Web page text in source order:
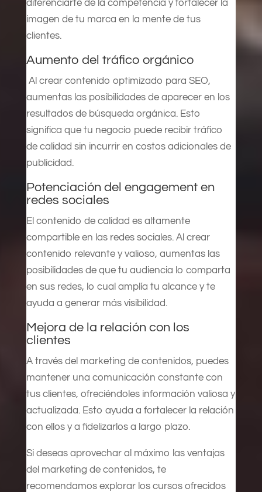
diferenciarte de la competencia y fortalecer la
imagen de tu marca en la mente de tus
clientes.
Aumento del tráfico orgánico
Al crear contenido optimizado para SEO,
aumentas las posibilidades de aparecer en los
resultados de búsqueda orgánica. Esto
significa que tu negocio puede recibir tráfico
de calidad sin incurrir en costos adicionales de
publicidad.
Potenciación del engagement en
redes sociales
El contenido de calidad es altamente
compartible en las redes sociales. Al crear
contenido relevante y valioso, aumentas las
posibilidades de que tu audiencia lo comparta
en sus redes, lo cual amplía tu alcance y te
ayuda a generar más visibilidad.
Mejora de la relación con los
clientes
A través del marketing de contenidos, puedes
mantener una comunicación constante con
tus clientes, ofreciéndoles información valiosa y
actualizada. Esto ayuda a fortalecer la relación
con ellos y a fidelizarlos a largo plazo.
Si deseas aprovechar al máximo las ventajas
del marketing de contenidos, te
recomendamos explorar los cursos ofrecidos